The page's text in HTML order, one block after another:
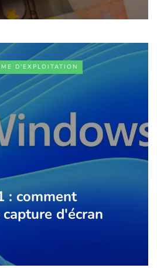
D'EXPLOITATION
: comment
d'écran